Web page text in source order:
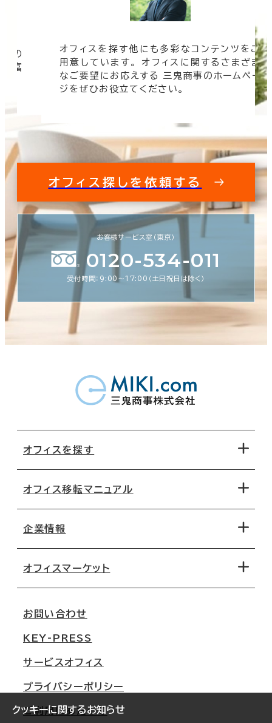
クッキーに関するお知らせ
の
豊富
オフィスを探す他にも多彩なコンテンツをご
用意しています。 オフィスに関するさまざま
なご要望にお応えする 三鬼商事のホームペー
ジをぜひお役立てください。
オフィス探しを依頼する
お客様サービス室（東京）
0120-534-011
受付時間：9:00〜17:00（土日祝日は除く）
オフィスを探す
地図から探す
路線・駅から探す
オフィス移転マニュアル
移転コストシミュレーション
移転スケジュール
オフィス移転Q&A
企業情報
オフィスマーケット
大阪
名古屋
札幌
仙台
お問い合わせ
KEY-PRESS
サービスオフィス
プライバシーポリシー
ご利用にあたって